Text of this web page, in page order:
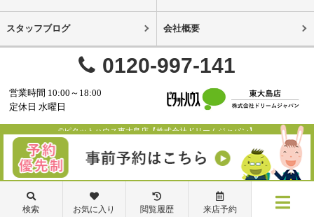
スタッフブログ 会社概要
0120-997-141
営業時間 10:00～18:00
定休日 水曜日
©ピタットハウス東大島店【株式会社ドリームジャパン】
検索 お気に入り 閲覧履歴 来店予約